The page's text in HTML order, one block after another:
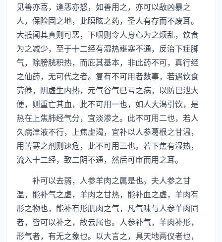
见善亦喜，逢恶亦怒，如善用之，亦可以敌凶暴之
人，保险固之地，此瞑眩之药，圣人有存而不废耳。
大抵闻其真则可恶，下咽则令人身心为之烦乱，饮食
为之减少，至于十二经有湿热壅塞不通，反治下疰脚
气，除膀胱积热，而庇其基本，非此药不可，真行经
之仙药，无可代之者。复有不可用者数事，若遇饮食
劳倦，阴虚生内热，元气谷气已亏之病，以防巳泄大
便，则重亡其血，此不可用一也，如人大渴引饮，是
热在上焦肺经气分，宜淡渗之。此不可用二也，若人
久病津液不行，上焦虚渴，宜补以人参葛根之甘温，
用苦寒之剂则速危，此不可用三也。若下焦有湿热，
流入十二经，致二阴不通，然后可审而用之耳。
补可以去弱，人参羊肉之属是也。夫人参之甘
温，能补气之虚，羊肉之甘热，能补血之虚，羊肉有
形之物也，能补有形肌肉之气，凡气味与人参羊肉同
者，皆可以补之，故云属也。人参补气，羊肉补形，
形气者，有无之象也。以大言之，具天地两仪者也，